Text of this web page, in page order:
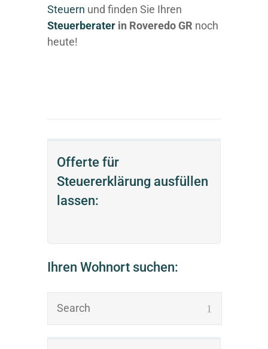
Offerte für
Steuererklärung ausfüllen
lassen:
Ihren Wohnort suchen:
Steuern und finden Sie Ihren
Steuerberater in Roveredo GR noch
heute!